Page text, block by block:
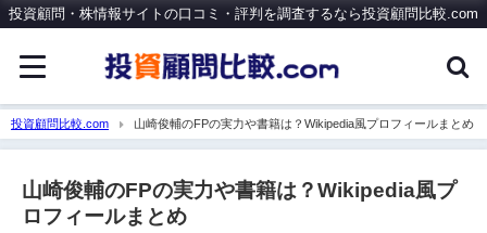
投資顧問・株情報サイトの口コミ・評判を調査するなら投資顧問比較.com
投資顧問比較.com 山崎俊輔のFPの実力や書籍は？Wikipedia風プロフィールまとめ
山崎俊輔のFPの実力や書籍は？Wikipedia風プ
ロフィールまとめ